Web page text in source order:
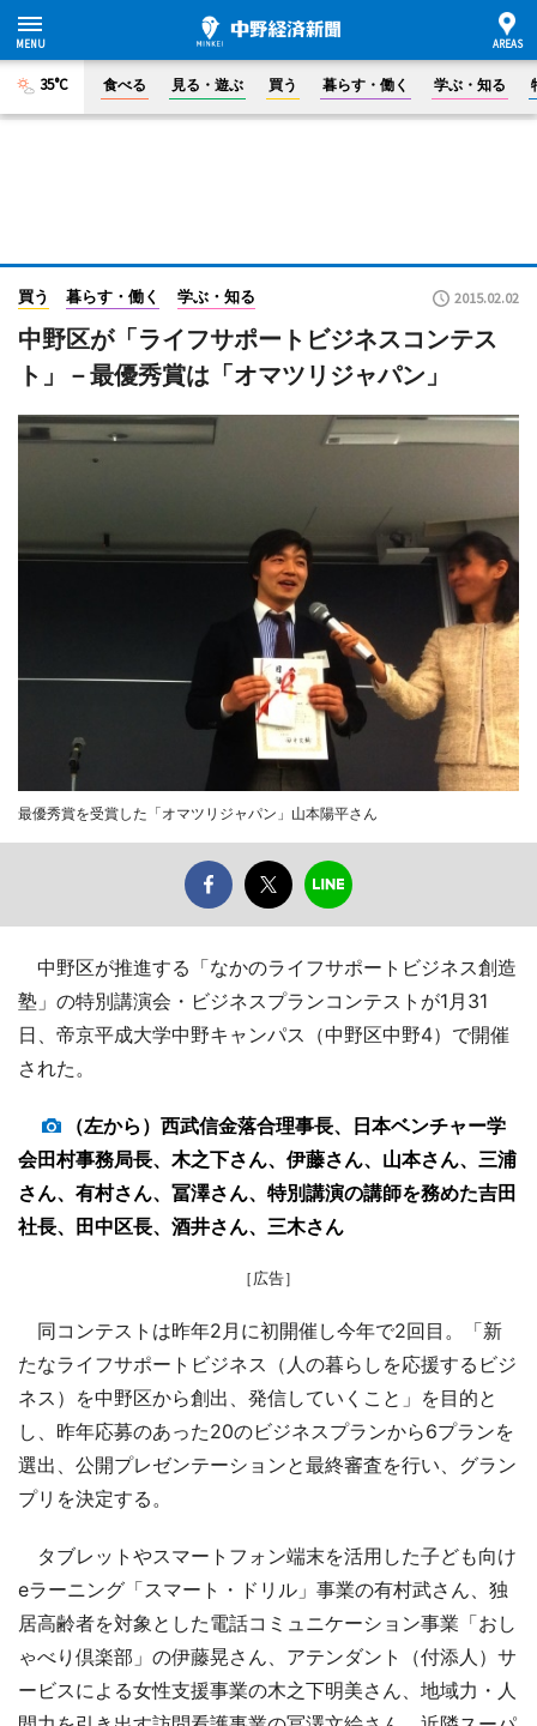
35°C 食べる 見る・遊ぶ 買う 暮らす・働く 学ぶ・知る
買う 暮らす・働く 学ぶ・知る 2015.02.02
中野区が「ライフサポートビジネスコンテス
ト」－最優秀賞は「オマツリジャパン」
最優秀賞を受賞した「オマツリジャパン」山本陽平さん
中野区が推進する「なかのライフサポートビジネス創造
塾」の特別講演会・ビジネスプランコンテストが1月31
日、帝京平成大学中野キャンパス（中野区中野4）で開催
された。
（左から）西武信金落合理事長、日本ベンチャー学
会田村事務局長、木之下さん、伊藤さん、山本さん、三浦
さん、有村さん、冨澤さん、特別講演の講師を務めた吉田
社長、田中区長、酒井さん、三木さん
［広告］
同コンテストは昨年2月に初開催し今年で2回目。「新
たなライフサポートビジネス（人の暮らしを応援するビジ
ネス）を中野区から創出、発信していくこと」を目的と
し、昨年応募のあった20のビジネスプランから6プランを
選出、公開プレゼンテーションと最終審査を行い、グラン
プリを決定する。
タブレットやスマートフォン端末を活用した子ども向け
eラーニング「スマート・ドリル」事業の有村武さん、独
居高齢者を対象とした電話コミュニケーション事業「おし
ゃべり倶楽部」の伊藤晃さん、アテンダント（付添人）サ
ービスによる女性支援事業の木之下明美さん、地域力・人